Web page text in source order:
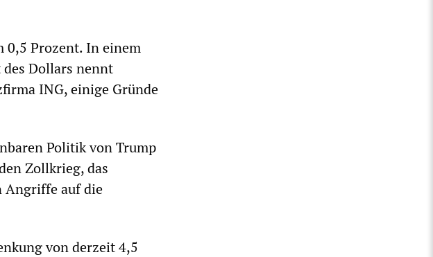
0,5 Prozent. In einem
Dollars nennt
ING, einige Gründe
Politik von Trump
Zollkrieg, das
Angriffe auf die
von derzeit 4,5